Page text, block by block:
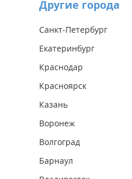
Другие города
Санкт-Петербург
Екатеринбург
Краснодар
Красноярск
Казань
Воронеж
Волгоград
Барнаул